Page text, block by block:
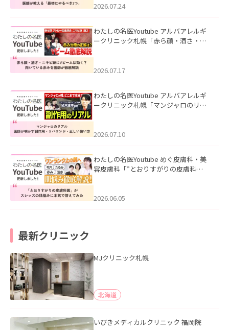
た。
2026.07.24
わたしの名医Youtube アルバアレルギ
ークリニック札幌「赤ら顔・酒さ・ニ
した。
2026.07.17
わたしの名医Youtube アルバアレルギ
ークリニック札幌「マンジャロのリア
た。
2026.07.10
わたしの名医Youtube めぐ皮膚科・美
容皮膚科「”とおりすがりの皮膚科
2026.06.05
最新クリニック
MJクリニック札幌
北海道
いびきメディカルクリニック 福岡院